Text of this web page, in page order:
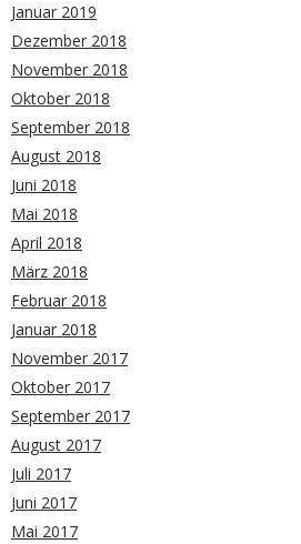
Januar 2019
Dezember 2018
November 2018
Oktober 2018
September 2018
August 2018
Juni 2018
Mai 2018
April 2018
März 2018
Februar 2018
Januar 2018
November 2017
Oktober 2017
September 2017
August 2017
Juli 2017
Juni 2017
Mai 2017